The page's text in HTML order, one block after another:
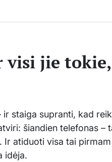
visi jie tokie,
staiga supranti, kad
šiandien telefonas –
Ir atiduoti visa tai pirmam
idėja.